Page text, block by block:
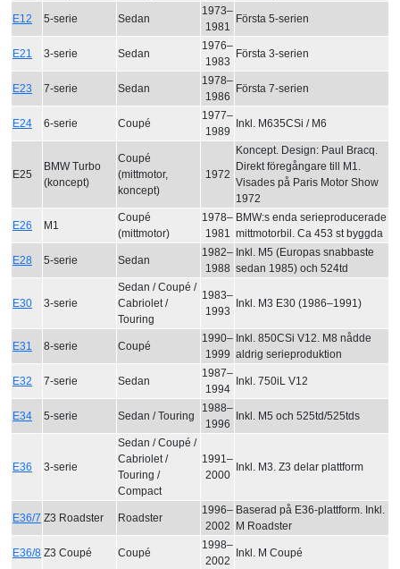
E12 5-serie Sedan
1973–
1981
Första 5-serien
E21 3-serie Sedan
1976–
1983
Första 3-serien
E23 7-serie Sedan
1978–
1986
Första 7-serien
E24 6-serie Coupé
1977–
1989
Inkl. M635CSi / M6
E25
BMW Turbo
(koncept)
Coupé
(mittmotor,
koncept)
1972
Koncept. Design: Paul Bracq.
Direkt föregångare till M1.
Visades på Paris Motor Show
1972
E26 M1
Coupé
(mittmotor)
1978–
1981
BMW:s enda serieproducerade
mittmotorbil. Ca 453 st byggda
E28 5-serie Sedan
1982–
1988
Inkl. M5 (Europas snabbaste
sedan 1985) och 524td
E30 3-serie
Sedan / Coupé /
Cabriolet /
Touring
1983–
1993
Inkl. M3 E30 (1986–1991)
E31 8-serie Coupé
1990–
1999
Inkl. 850CSi V12. M8 nådde
aldrig serieproduktion
E32 7-serie Sedan
1987–
1994
Inkl. 750iL V12
E34 5-serie Sedan / Touring
1988–
1996
Inkl. M5 och 525td/525tds
E36 3-serie
Sedan / Coupé /
Cabriolet /
Touring /
Compact
1991–
2000
Inkl. M3. Z3 delar plattform
E36/7 Z3 Roadster Roadster
1996–
2002
Baserad på E36-plattform. Inkl.
M Roadster
E36/8 Z3 Coupé Coupé
1998–
2002
Inkl. M Coupé